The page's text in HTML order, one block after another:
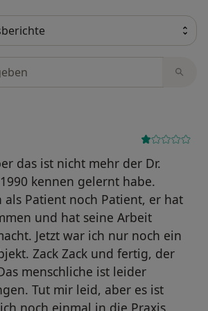
das ist nicht mehr der Dr.
kennen gelernt habe.
als Patient noch Patient, er hat
und hat seine Arbeit
Jetzt war ich nur noch ein
Zack Zack und fertig, der
menschliche ist leider
Tut mir leid, aber es ist